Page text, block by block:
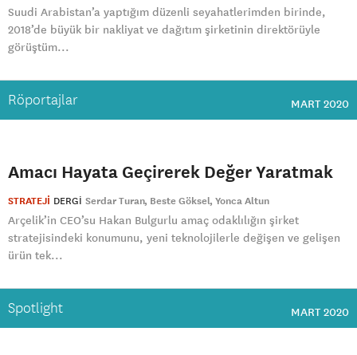
Suudi Arabistan’a yaptığım düzenli seyahatlerimden birinde,
2018’de büyük bir nakliyat ve dağıtım şirketinin direktörüyle
görüştüm...
Röportajlar MART 2020
Amacı Hayata Geçirerek Değer Yaratmak
STRATEJİ DERGI Serdar Turan Beste Göksel Yonca Altun
Arçelik’in CEO’su Hakan Bulgurlu amaç odaklılığın şirket
stratejisindeki konumunu, yeni teknolojilerle değişen ve gelişen
ürün tek...
Spotlight MART 2020